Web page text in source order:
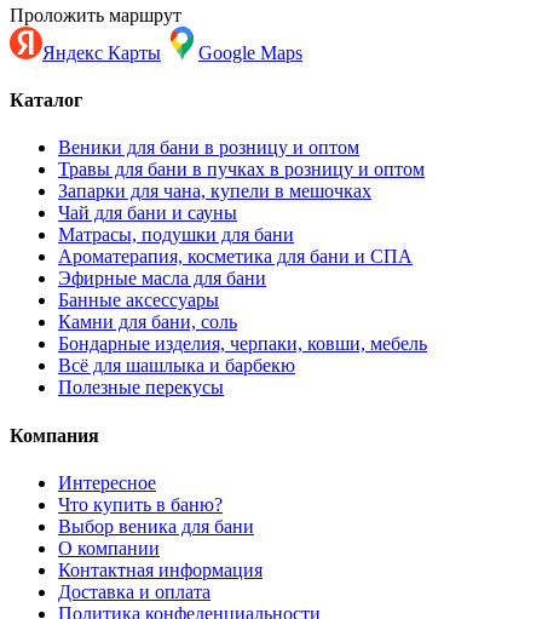
Проложить маршрут
Яндекс Карты
Google Maps
Каталог
Веники для бани в розницу и оптом
Травы для бани в пучках в розницу и оптом
Запарки для чана, купели в мешочках
Чай для бани и сауны
Матрасы, подушки для бани
Ароматерапия, косметика для бани и СПА
Эфирные масла для бани
Банные аксессуары
Камни для бани, соль
Бондарные изделия, черпаки, ковши, мебель
Всё для шашлыка и барбекю
Полезные перекусы
Компания
Интересное
Что купить в баню?
Выбор веника для бани
О компании
Контактная информация
Доставка и оплата
Политика конфеденциальности